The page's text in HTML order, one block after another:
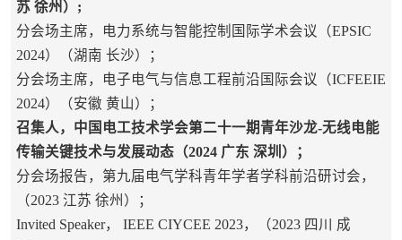
苏 徐州）;
分会场主席，电力系统与智能控制国际学术会议（EPSIC
2024）（湖南 长沙）；
分会场主席，电子电气与信息工程前沿国际会议（ICFEEIE
2024）（安徽 黄山）；
召集人，中国电工技术学会第二十一期青年沙龙-无线电能
传输关键技术与发展动态（2024 广东 深圳）；
分会场报告，第九届电气学科青年学者学科前沿研讨会，
（2023 江苏 徐州）；
Invited Speaker， IEEE CIYCEE 2023，（2023 四川 成